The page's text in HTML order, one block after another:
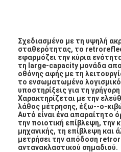
Σχεδιασμένο με τη υψηλή
σταθερότητας, το
εφαρμόζει την κύρια
τη large-capacity μονάδα
οθόνης αφής με τη
το ενσωματωμένο
υποστηρίξεις για τη
Χαρακτηρίζεται με την
λάθος μέτρησης, έξω--ο-
Αυτό είναι ένα απαραίτητο
την ποιοτική επίβλεψη,
μηχανικής, τη επίβλεψη και
μετρήσει την απόδοση
αντανακλαστικού σημαδιού.